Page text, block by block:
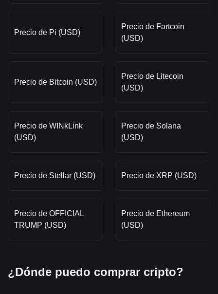
Precio de Pi (USD)
Precio de Fartcoin
(USD)
Precio de Bitcoin (USD)
Precio de Litecoin
(USD)
Precio de WINkLink
(USD)
Precio de Solana
(USD)
Precio de Stellar (USD) Precio de XRP (USD)
Precio de OFFICIAL
TRUMP (USD)
Precio de Ethereum
(USD)
¿Dónde puedo comprar cripto?